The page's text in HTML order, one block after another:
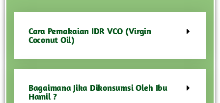
Cara Pemakaian IDR VCO (Virgin
Coconut Oil)
Bagaimana Jika Dikonsumsi Oleh Ibu
Hamil ?